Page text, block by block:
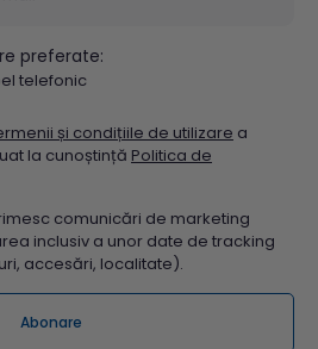
preferate:
telefonic
și condițiile de utilizare a
la cunoștință Politica de
comunicări de marketing
inclusiv a unor date de tracking
accesări, localitate).